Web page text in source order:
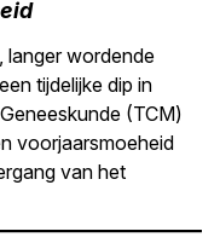
langer wordende
tijdelijke dip in
(TCM)
voorjaarsmoeheid
van het